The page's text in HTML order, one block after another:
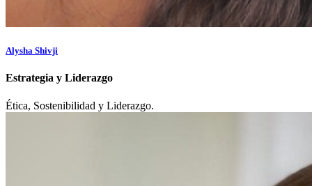
Alysha Shivji
Estrategia y Liderazgo
Ética, Sostenibilidad y Liderazgo.